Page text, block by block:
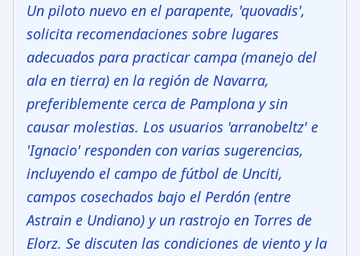
Un piloto nuevo en el parapente, 'quovadis',
solicita recomendaciones sobre lugares
adecuados para practicar campa (manejo del
ala en tierra) en la región de Navarra,
preferiblemente cerca de Pamplona y sin
causar molestias. Los usuarios 'arranobeltz' e
'Ignacio' responden con varias sugerencias,
incluyendo el campo de fútbol de Unciti,
campos cosechados bajo el Perdón (entre
Astrain e Undiano) y un rastrojo en Torres de
Elorz. Se discuten las condiciones de viento y la